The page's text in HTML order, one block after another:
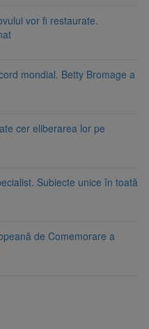
vor fi restaurate.
mondial. Betty Bromage a
cer eliberarea lor pe
Subiecte unice în toată
de Comemorare a